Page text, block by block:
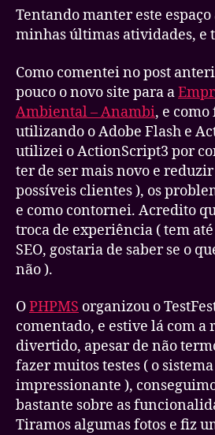
Tentando manter este
minhas últimas atividades, e
Como comentei no post
pouco o novo site para a
Ambiental – Anambi, e
utilizando o Adobe Flash e
utilizei o ActionScript3 por
ter de ser mais novo e
possíveis clientes ), os
e como contornei. Acredito
troca de experiência ( tem
SEO, gostaria de saber se o
não ).
OPHPMS organizou o
comentado, e estive lá com a
divertido, apesar de não
fazer muitos testes ( o sistema
impressionante ),
bastante sobre as
Tiramos algumas fotos e fiz